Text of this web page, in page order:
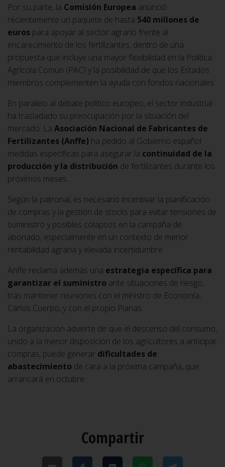
Por su parte, la Comisión Europea anunció
recientemente un paquete de hasta 540 millones de
euros para apoyar al sector agrario frente al
encarecimiento de los fertilizantes, dentro de una
propuesta que incluye una mayor flexibilidad en la Política
Agrícola Común (PAC) y la posibilidad de que los Estados
miembros complementen la ayuda con fondos nacionales.
En paralelo al debate político europeo, el sector industrial
ha trasladado su preocupación por la situación del
mercado. La Asociación Nacional de Fabricantes de
Fertilizantes (Anffe) ha pedido al Gobierno español
medidas específicas para asegurar la continuidad de la
producción y la distribución de fertilizantes durante los
próximos meses.
Según la patronal, es necesario incentivar la planificación
de compras y la gestión de stocks para evitar tensiones de
suministro y posibles colapsos en la campaña de
abonado, especialmente en un contexto de menor
rentabilidad agraria y elevada incertidumbre.
Anffe reclama además una estrategia específica para
garantizar el suministro ante situaciones de riesgo,
tras mantener reuniones con el ministro de Economía,
Carlos Cuerpo, y con el propio Planas.
La organización advierte de que el descenso del consumo,
unido a la menor disposición de los agricultores a anticipar
compras, puede generar dificultades de
abastecimiento de cara a la próxima campaña, que
arrancará en octubre.
Compartir